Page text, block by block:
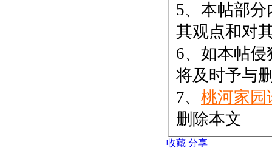
5、本帖部
其观点和对
6、如本帖
将及时予与
7、 桃河家园
删除本文
收藏 分享